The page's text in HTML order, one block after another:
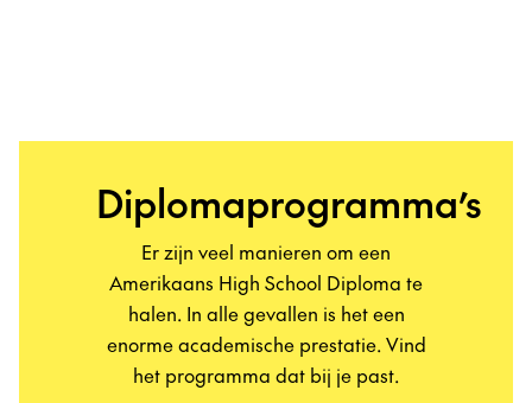
Diplomaprogramma’s
Er zijn veel manieren om een
Amerikaans High School Diploma te
halen. In alle gevallen is het een
enorme academische prestatie. Vind
het programma dat bij je past.